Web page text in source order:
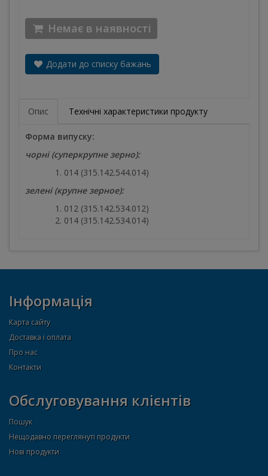
Немає в наявності
Додати до списку бажань
Опис Технічні характеристики продукту
Форма випуску:
чорні (суперкрупне зерно):
014 (315.142.544.014)
зелені (крупне зерное):
012 (315.142.534.012)
014 (315.142.534.014)
Інформація
Карта сайту
Доставка і оплата
Про нас
Контакти
Обслуговування клієнтів
Пошук
Нещодавно переглянуті продукти
Нові продукти